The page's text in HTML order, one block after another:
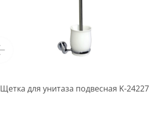
Щетка для унитаза подвесная K-24227